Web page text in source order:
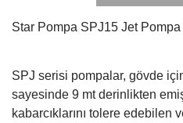
Star Pompa SPJ15 Jet
SPJ serisi pompalar, gövde
sayesinde 9 mt derinlikten
kabarcıklarını tolere edebilen